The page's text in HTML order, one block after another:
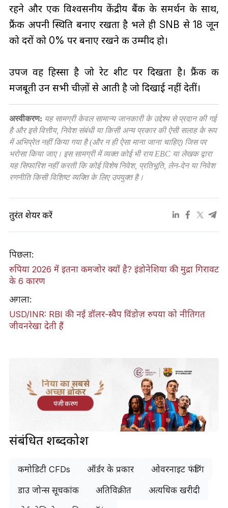
रहने और एक विश्वसनीय केंद्रीय बैंक के समर्थन के साथ,
फ्रैंक अपनी स्थिति बनाए रखता है भले ही SNB से 18 जून
को दरों को 0% पर बनाए रखने की उम्मीद हो।
उपज वह हिस्सा है जो रेट शीट पर दिखता है। फ्रैंक की
मजबूती उन सभी चीज़ों से आती है जो दिखाई नहीं देतीं।
अस्वीकरण: यह सामग्री केवल सामान्य जानकारी के उद्देश्य से प्रदान की गई
है और इसे वित्तीय, निवेश संबंधी या किसी अन्य प्रकार की ऐसी सलाह के रूप
में अभिप्रेत नहीं किया गया है (और न ही ऐसा माना जाना चाहिए) जिस पर
भरोसा किया जाए। इस सामग्री में व्यक्त कोई भी राय EBC या लेखक द्वारा
यह सिफारिश नहीं करती कि कोई विशेष निवेश, प्रतिभूति, लेन-देन या निवेश
रणनीति किसी विशिष्ट व्यक्ति के लिए उपयुक्त है।
तुरंत शेयर करें
पिछला:
रुपिया 2026 में इतना कमजोर क्यों है? इंडोनेशिया की मुद्रा गिरावट
के 6 कारण
अगला:
USD/INR: RBI की नई डॉलर-स्वैप विंडोज़ रुपया को नीतिगत
जीवनरेखा देती हैं
दुनिया का सबसे
अच्छा ब्रोकर
पंजीकरण
संबंधित शब्दकोश
कमोडिटी CFDs ऑर्डर के प्रकार ओवरनाइट फंडिंग
डाउ जोन्स सूचकांक अतिविक्रीत अत्यधिक खरीदी